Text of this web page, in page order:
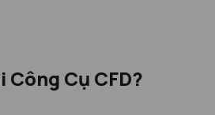
Công Cụ CFD?